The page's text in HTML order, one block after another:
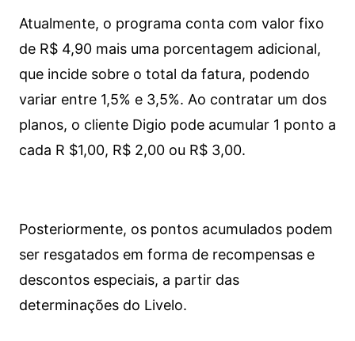
Atualmente, o programa conta com valor fixo
de R$ 4,90 mais uma porcentagem adicional,
que incide sobre o total da fatura, podendo
variar entre 1,5% e 3,5%. Ao contratar um dos
planos, o cliente Digio pode acumular 1 ponto a
cada R $1,00, R$ 2,00 ou R$ 3,00.
Posteriormente, os pontos acumulados podem
ser resgatados em forma de recompensas e
descontos especiais, a partir das
determinações do Livelo.